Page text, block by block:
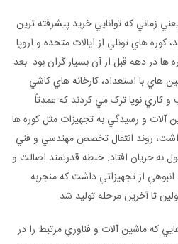
هاي ايتاليايي در دهه ۱۹۶۰ يعني زماني که توانايي خريد پيشرفته ترين
کوره هاي تونلي از ايالات متحده و اروپا
ها در دهه قبل از آن بسيار گران بود. بعد
هاي با استعداد، کارخانه هاي کاشي
نوپا ترک مي کردند که عمدتاً
و رسيدگي به تجهيزات مثل کوره ها
روند انتقال تخصص مهندسي و فني
جريان افتاد. حيطه قدرتمند اصالت و
از تجهيزاتي داشت که منجربه
تا آخرين مرحله توليد شد.
شرکت هايي که ماشين آلات و فناوري مرتبط را در